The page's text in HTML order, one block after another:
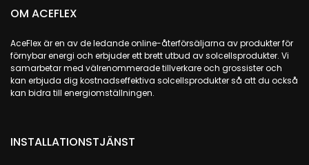
OM ACEFLEX
AceFlex är en av de ledande online-återförsäljarna av produkter för
förnybar energi och erbjuder ett brett utbud av solcellsprodukter. Vi
samarbetar med välrenommerade tillverkare och grossister och
kan erbjuda dig kostnadseffektiva solcellsprodukter så att du också
kan bidra till energiomställningen.
INSTALLATIONSTJÄNST